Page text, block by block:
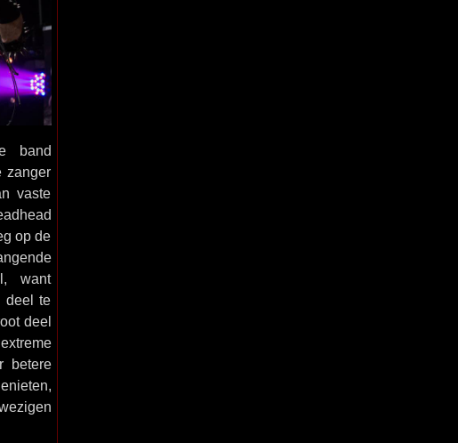
band
zanger
vaste
op de
want
deel te
deel
betere